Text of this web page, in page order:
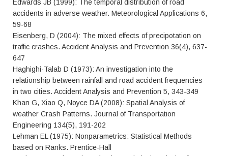
Edwards JB (1999): The temporal distribution of road
accidents in adverse weather. Meteorological Applications 6,
59-68
Eisenberg, D (2004): The mixed effects of precipotation on
traffic crashes. Accident Analysis and Prevention 36(4), 637-
647
Haghighi-Talab D (1973): An investigation into the
relationship between rainfall and road accident frequencies
in two cities. Accident Analysis and Prevention 5, 343-349
Khan G, Xiao Q, Noyce DA (2008): Spatial Analysis of
weather Crash Patterns. Journal of Transportation
Engineering 134(5), 191-202
Lehman EL (1975): Nonparametrics: Statistical Methods
based on Ranks. Prentice-Hall